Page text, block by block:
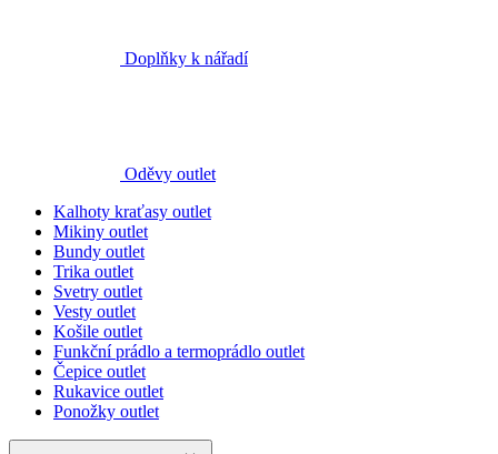
Trika outlet
Vesty outlet
Košile outlet
Funkční prádlo a termoprádlo outlet
Čepice outlet
Rukavice outlet
Ponožky outlet
dalších 7 zobrazit méně